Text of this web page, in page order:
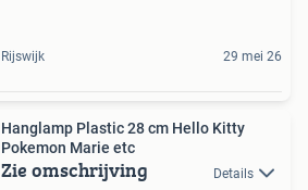
Rijswijk 29 mei 26
Hanglamp Plastic 28 cm Hello Kitty
Pokemon Marie etc
Zie omschrijving Details